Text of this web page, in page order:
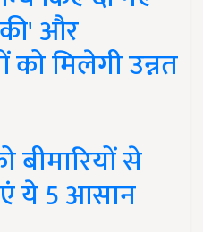
और
मिलेगी उन्नत
से
ये 5 आसान